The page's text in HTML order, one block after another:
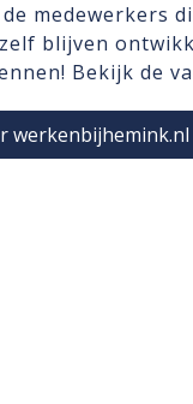
medewerkers
blijven
Bekijk de
werkenbijhemink.nl